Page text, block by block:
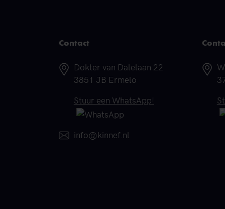
Contact
Adres
Dokter van Dalelaan 22
3851 JB Ermelo
Telefoonnummer
Stuur een WhatsApp!
E-mail
info@kinnef.nl